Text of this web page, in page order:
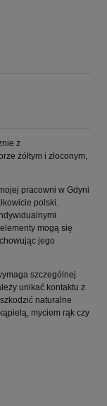
z
żółtym i złoconym,
pracowni w Gdyni
polski.
mogą się
jego
szczególnej
unikać kontaktu z
naturalne
myciem rąk czy